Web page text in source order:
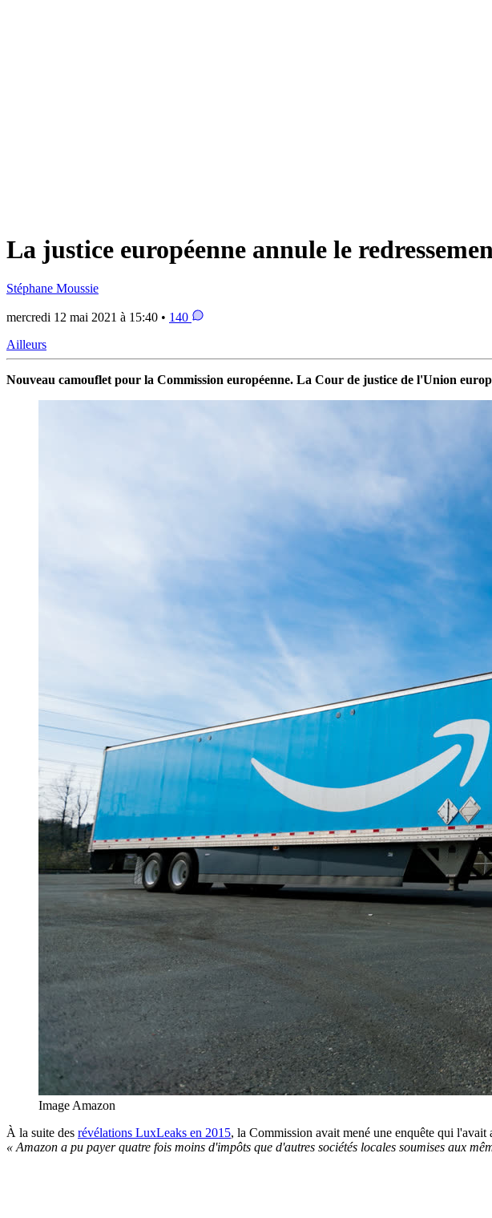
La justice européenne annule le
Stéphane Moussie
mercredi 12 mai 2021 à 15:40 • 140
Ailleurs
Nouveau camouflet pour la Commission européenne. La Cour de justice de l'Union
Image Amazon
À la suite des révélations LuxLeaks en 2015, la Commission avait mené une enquête qui
« Amazon a pu payer quatre fois moins d'impôts que d'autres sociétés locales soumises aux